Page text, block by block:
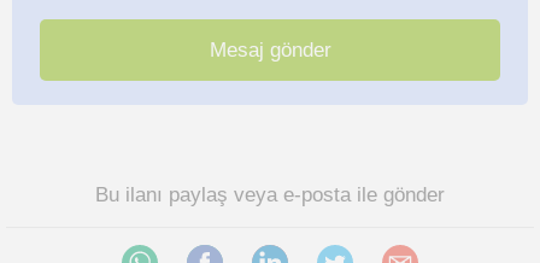
Bu ilanı paylaş veya e-posta ile gönder